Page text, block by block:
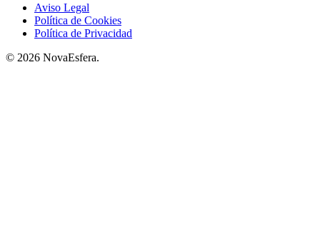
Aviso Legal
Política de Cookies
Política de Privacidad
© 2026 NovaEsfera.